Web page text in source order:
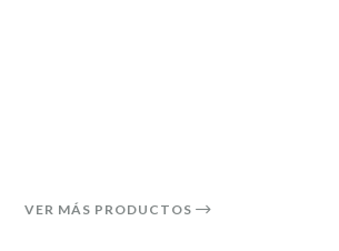
VER MÁS PRODUCTOS